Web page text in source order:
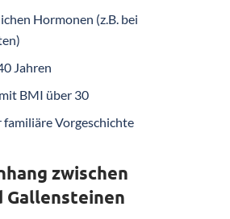
Hormonen (z.B. bei
Jahren
BMI über 30
familiäre Vorgeschichte
zwischen
Gallensteinen